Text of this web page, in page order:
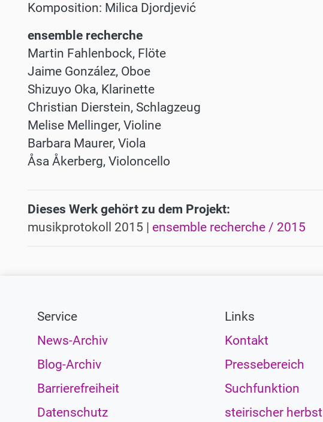
Komposition: Milica Djordjević
ensemble recherche
Martin Fahlenbock, Flöte
Jaime González, Oboe
Shizuyo Oka, Klarinette
Christian Dierstein, Schlagzeug
Melise Mellinger, Violine
Barbara Maurer, Viola
Åsa Åkerberg, Violoncello
Dieses Werk gehört zu dem Projekt:
musikprotokoll 2015 | ensemble recherche / 2015
Service
News-Archiv
Blog-Archiv
Barrierefreiheit
Datenschutz
Links
Kontakt
Pressebereich
Suchfunktion
steirischer herbst